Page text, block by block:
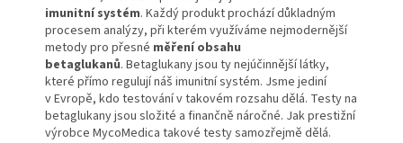
imunitní systém. Každý produkt prochází důkladným
procesem analýzy, při kterém využíváme nejmodernější
metody pro přesné měření obsahu
betaglukanů. Betaglukany jsou ty nejúčinnější látky,
které přímo regulují náš imunitní systém. Jsme jediní
v Evropě, kdo testování v takovém rozsahu dělá. Testy na
betaglukany jsou složité a finančně náročné. Jak prestižní
výrobce MycoMedica takové testy samozřejmě dělá.